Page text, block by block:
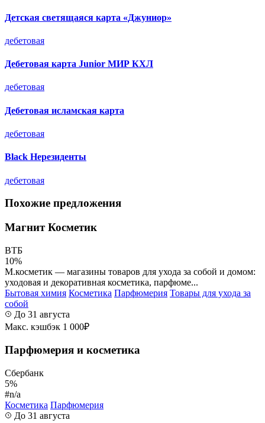
Детская светящаяся карта «Джуниор»
дебетовая
Дебетовая карта Junior МИР КХЛ
дебетовая
Дебетовая исламская карта
дебетовая
Black Нерезиденты
дебетовая
Похожие предложения
Магнит Косметик
ВТБ
10%
М.косметик — магазины товаров для ухода за собой и домом:
уходовая и декоративная косметика, парфюме...
Бытовая химия Косметика Парфюмерия Товары для ухода за
собой
До 31 августа
Макс. кэшбэк 1 000₽
Парфюмерия и косметика
Сбербанк
5%
#n/a
Косметика Парфюмерия
До 31 августа